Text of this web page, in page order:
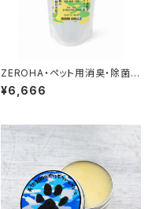
ZEROHA・ペット用消臭・除菌ス
プレー レモンユーカリタイプ
詰め替え用 約1L
¥6,666